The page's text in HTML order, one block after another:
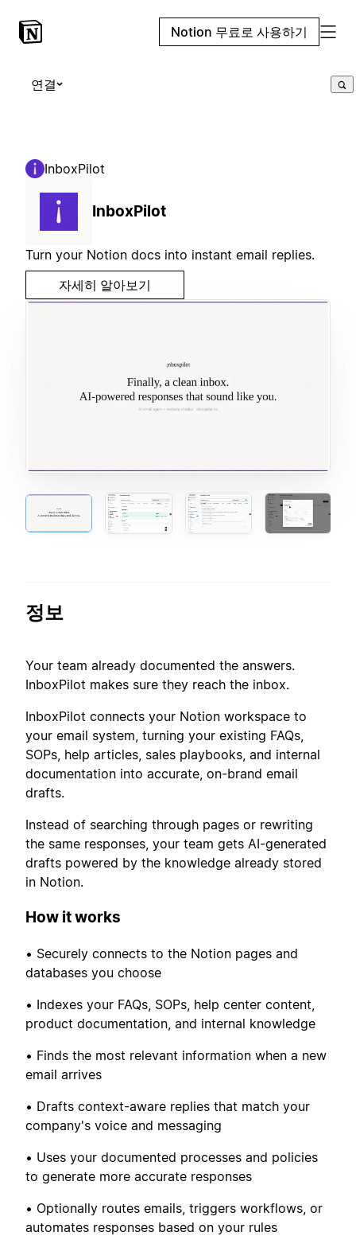
Notion 무료로 사용하기
연결
InboxPilot
InboxPilot
Turn your Notion docs into instant email replies.
자세히 알아보기
정보
Your team already documented the answers.
InboxPilot makes sure they reach the inbox.
InboxPilot connects your Notion workspace to
your email system, turning your existing FAQs,
SOPs, help articles, sales playbooks, and internal
documentation into accurate, on-brand email
drafts.
Instead of searching through pages or rewriting
the same responses, your team gets AI-generated
drafts powered by the knowledge already stored
in Notion.
How it works
• Securely connects to the Notion pages and
databases you choose
• Indexes your FAQs, SOPs, help center content,
product documentation, and internal knowledge
• Finds the most relevant information when a new
email arrives
• Drafts context-aware replies that match your
company's voice and messaging
• Uses your documented processes and policies
to generate more accurate responses
• Optionally routes emails, triggers workflows, or
automates responses based on your rules